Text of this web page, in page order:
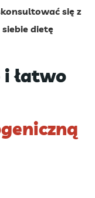
się z
dietę
łatwo